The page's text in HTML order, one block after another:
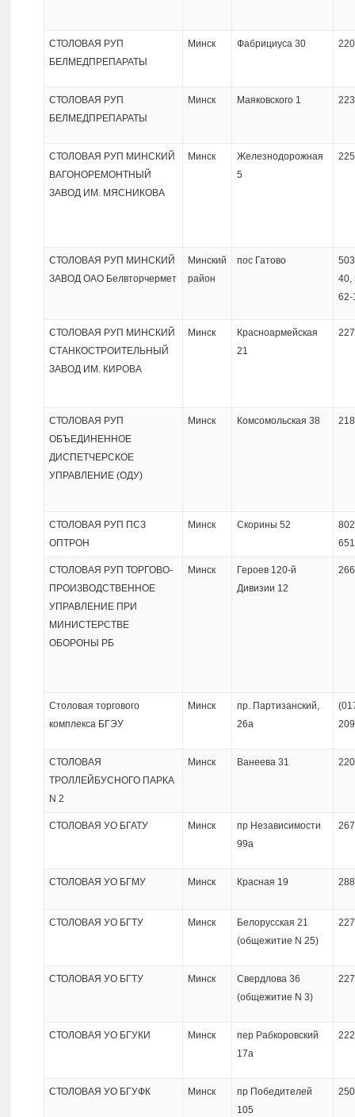
СТОЛОВАЯ РУП
БЕЛМЕДПРЕПАРАТЫ
Минск Фабрициуса 30
СТОЛОВАЯ РУП
БЕЛМЕДПРЕПАРАТЫ
Минск Маяковского 1
СТОЛОВАЯ РУП МИНСКИЙ
ВАГОНОРЕМОНТНЫЙ
ЗАВОД ИМ. МЯСНИКОВА
Минск
Железнодорожная
5
СТОЛОВАЯ РУП МИНСКИЙ
ЗАВОД ОАО Белвторчермет
Минский
район
пос Гатово
40,
62-
СТОЛОВАЯ РУП МИНСКИЙ
СТАНКОСТРОИТЕЛЬНЫЙ
ЗАВОД ИМ. КИРОВА
Минск
Красноармейская
21
СТОЛОВАЯ РУП
ОБЪЕДИНЕННОЕ
ДИСПЕТЧЕРСКОЕ
УПРАВЛЕНИЕ (ОДУ)
Минск Комсомольская 38
СТОЛОВАЯ РУП ПСЗ
ОПТРОН
Минск Скорины 52
СТОЛОВАЯ РУП ТОРГОВО-
ПРОИЗВОДСТВЕННОЕ
УПРАВЛЕНИЕ ПРИ
МИНИСТЕРСТВЕ
ОБОРОНЫ РБ
Минск
Героев 120-й
Дивизии 12
Столовая торгового
комплекса БГЭУ
Минск
пр. Партизанский,
26а
СТОЛОВАЯ
ТРОЛЛЕЙБУСНОГО ПАРКА
N 2
Минск Ванеева 31
СТОЛОВАЯ УО БГАТУ Минск
пр Независимости
99а
СТОЛОВАЯ УО БГМУ Минск Красная 19
СТОЛОВАЯ УО БГТУ Минск
Белорусская 21
(общежитие N 25)
СТОЛОВАЯ УО БГТУ Минск
Свердлова 36
(общежитие N 3)
СТОЛОВАЯ УО БГУКИ Минск
пер Рабкоровский
17а
СТОЛОВАЯ УО БГУФК Минск
пр Победителей
105